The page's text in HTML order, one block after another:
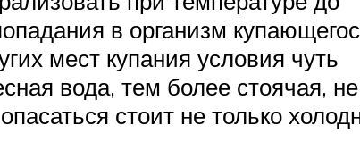
в организм
мест купания условия чуть
вода, тем более стоячая, не
стоит не только